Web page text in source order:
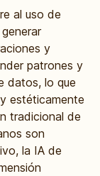
al uso de
y
patrones y
datos, lo que
estéticamente
tradicional de
son
la IA de